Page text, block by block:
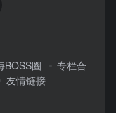
BOSS圈
专栏合
友情链接